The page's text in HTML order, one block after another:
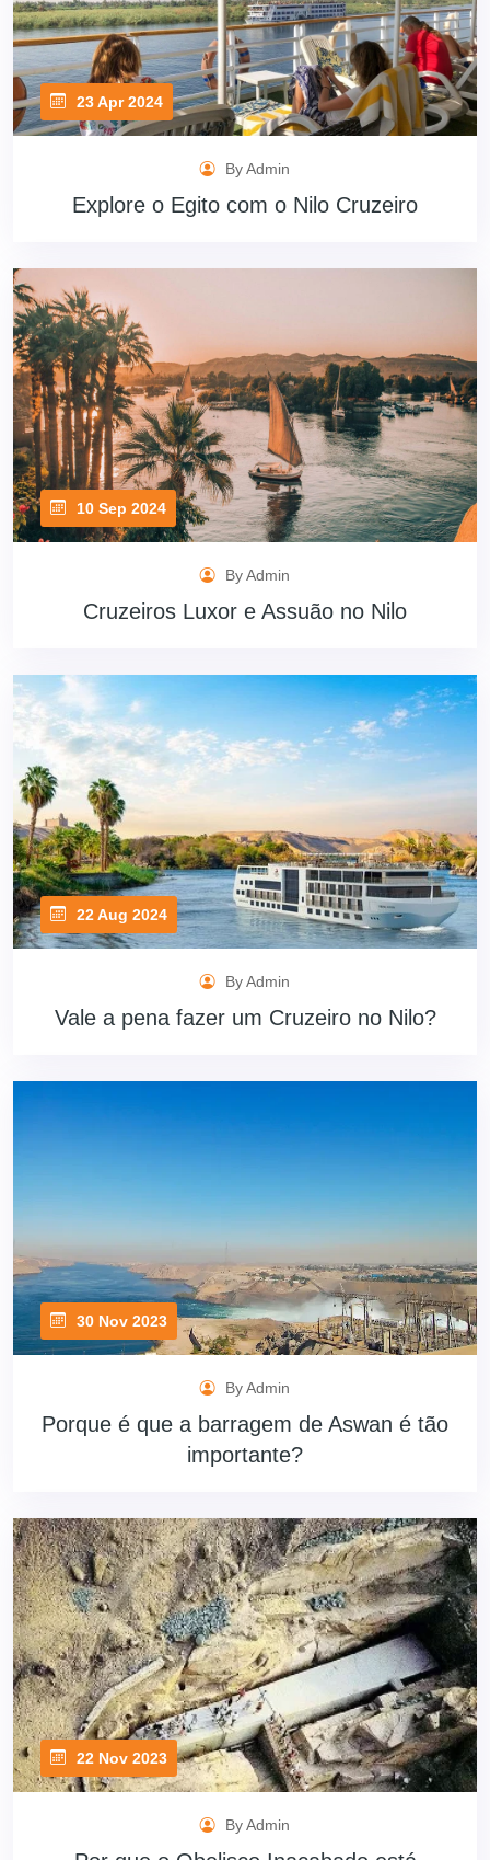
23 Apr 2024
By Admin
Explore o Egito com o Nilo Cruzeiro
10 Sep 2024
By Admin
Cruzeiros Luxor e Assuão no Nilo
22 Aug 2024
By Admin
Vale a pena fazer um Cruzeiro no Nilo?
30 Nov 2023
By Admin
Porque é que a barragem de Aswan é tão
importante?
22 Nov 2023
By Admin